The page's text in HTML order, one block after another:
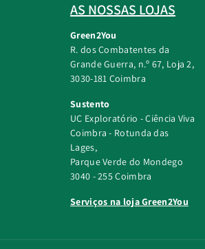
AS NOSSAS LOJAS
Green2You
R. dos Combatentes da
Grande Guerra, n.º 67, Loja 2,
3030-181 Coimbra
Sustento
UC Exploratório - Ciência Viva
Coimbra - Rotunda das
Lages,
Parque Verde do Mondego
3040 - 255 Coimbra
Serviços na loja Green2You